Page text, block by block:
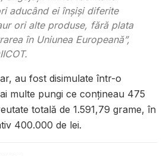
aducând ei înșiși diferite
ori alte produse, fără plata
în Uniunea Europeană”,
au fost disimulate într-o
multe pungi ce conțineau 475
totală de 1.591,79 grame, în
400.000 de lei.